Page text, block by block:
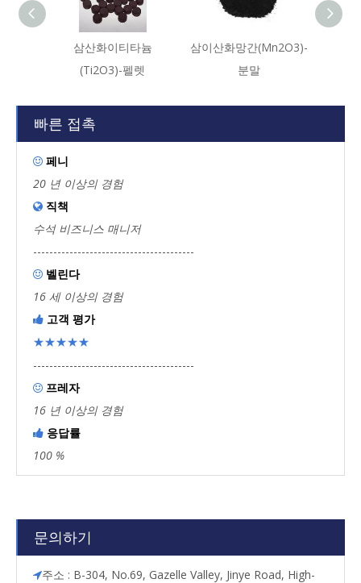
삼산화이티타늄
(Ti2O3)-펠렛
삼이산화망간(Mn2O3)-
분말
빠른 접촉
 페니
20 년 이상의 경험
 직책
수석 비즈니스 매니저
----------------------------------------
 벨린다
16 세 이상의 경험
 고객 평가
★★★★★
----------------------------------------
 프레자
16 년 이상의 경험
 응답률
100 %
문의하기
주소 : B-304, No.69, Gazelle Valley, Jinye Road, High-